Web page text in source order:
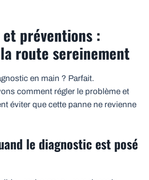
préventions :
route sereinement
en main ? Parfait.
comment régler le problème et
éviter que cette panne ne revienne
le diagnostic est posé